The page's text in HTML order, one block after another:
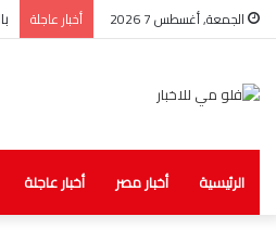
الجمعة, أغسطس 7 2026 أخبار عاجلة
الرئيسية أخبار مصر أخبار عاجلة